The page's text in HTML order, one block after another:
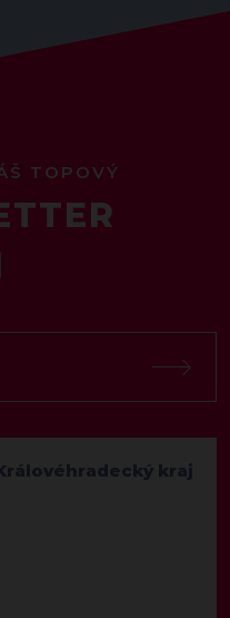
TOPOVÝ
kraj